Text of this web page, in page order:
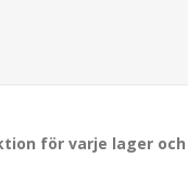
för varje lager